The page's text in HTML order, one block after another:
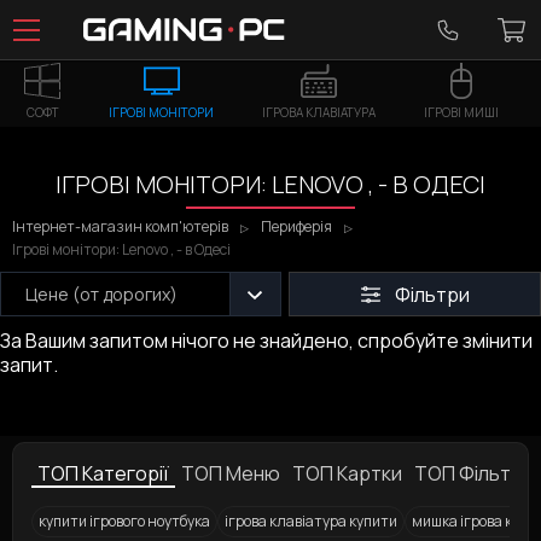
СОФТ ІГРОВІ МОНІТОРИ ІГРОВА КЛАВІАТУРА ІГРОВІ МИШІ
ІГРОВІ МОНІТОРИ: LENOVO , - В ОДЕСІ
Інтернет-магазин комп'ютерів
Периферія
Ігрові монітори: Lenovo , - в Одесі
Цене (от дорогих)
Фільтри
За Вашим запитом нічого не знайдено, спробуйте змінити
запит.
ТОП Категорії ТОП Меню ТОП Картки ТОП Фільтри
купити ігрового ноутбука ігрова клавіатура купити
мишка ігрова